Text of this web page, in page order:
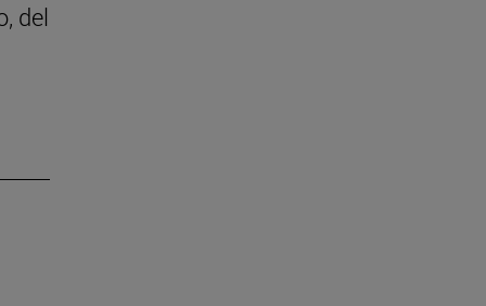
del